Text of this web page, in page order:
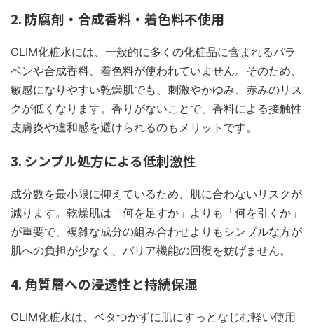
2. 防腐剤・合成香料・着色料不使用
OLIM化粧水には、一般的に多くの化粧品に含まれるパラ
ベンや合成香料、着色料が使われていません。そのため、
敏感になりやすい乾燥肌でも、刺激やかゆみ、赤みのリス
クが低くなります。香りがないことで、香料による接触性
皮膚炎や違和感を避けられるのもメリットです。
3. シンプル処方による低刺激性
成分数を最小限に抑えているため、肌に合わないリスクが
減ります。乾燥肌は「何を足すか」よりも「何を引くか」
が重要で、複雑な成分の組み合わせよりもシンプルな方が
肌への負担が少なく、バリア機能の回復を妨げません。
4. 角質層への浸透性と持続保湿
OLIM化粧水は、ベタつかずに肌にすっとなじむ軽い使用